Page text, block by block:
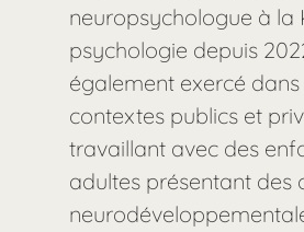
neuropsychologue à la
psychologie depuis
également exercé dans
contextes publics et
travaillant avec des
adultes présentant des